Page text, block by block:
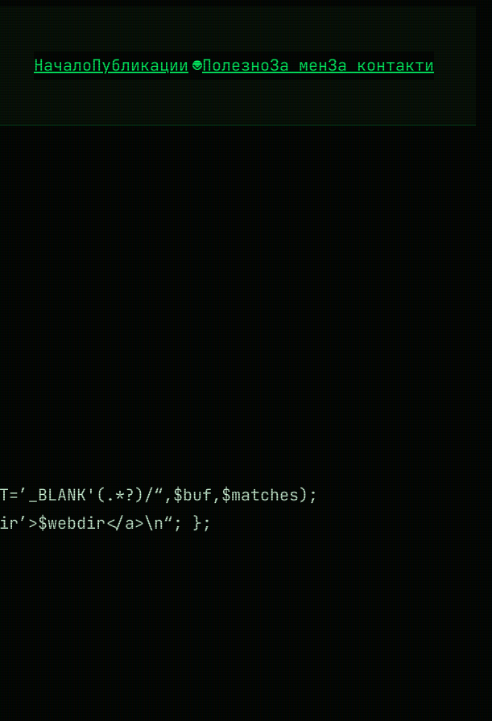
НачалоПубликации ПолезноЗа менЗа контакти
“,$buf,$matches);
a>\n“; };